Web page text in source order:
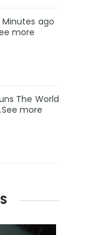
Minutes ago
more
The World
more